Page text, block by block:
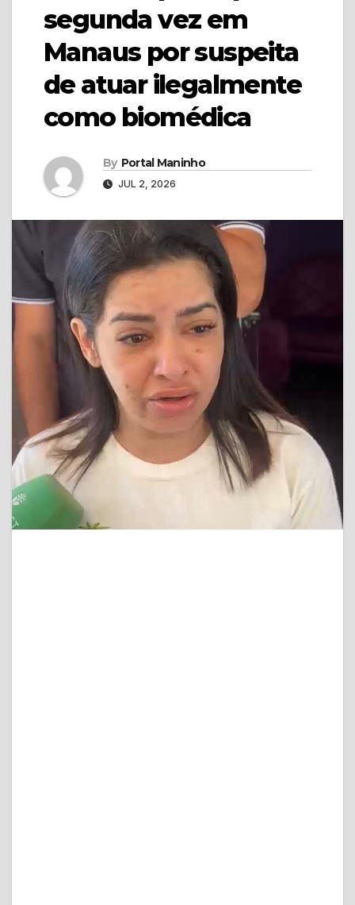
segunda vez em
Manaus por suspeita
de atuar ilegalmente
como biomédica
By Portal Maninho
JUL 2, 2026